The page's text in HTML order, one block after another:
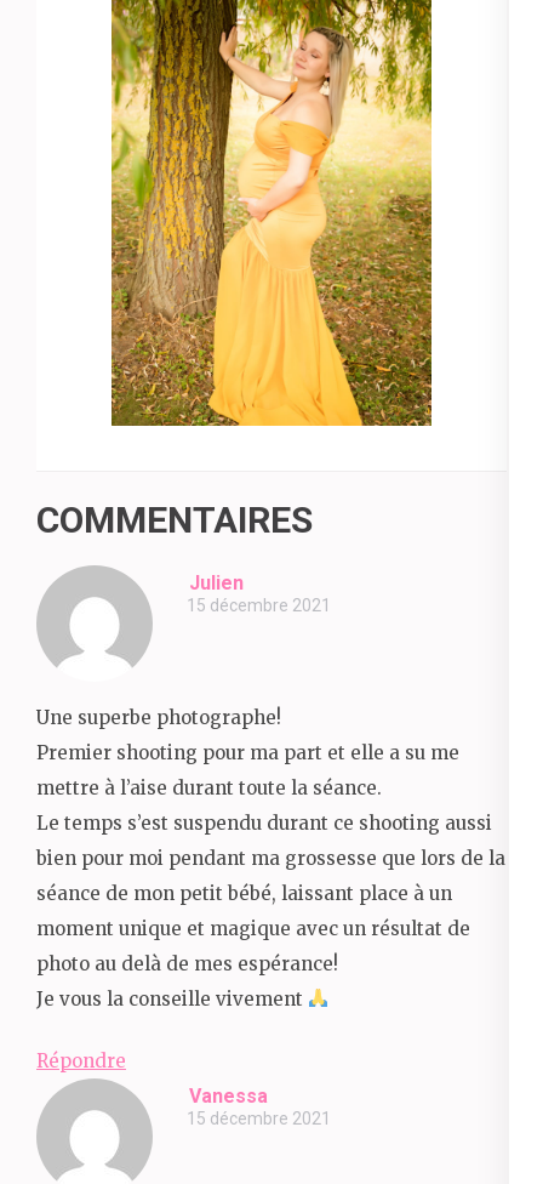
COMMENTAIRES
Julien
15 décembre 2021
Une superbe photographe!
Premier shooting pour ma part et elle a su me
mettre à l’aise durant toute la séance.
Le temps s’est suspendu durant ce shooting aussi
bien pour moi pendant ma grossesse que lors de la
séance de mon petit bébé, laissant place à un
moment unique et magique avec un résultat de
photo au delà de mes espérance!
Je vous la conseille vivement
Répondre
Vanessa
15 décembre 2021